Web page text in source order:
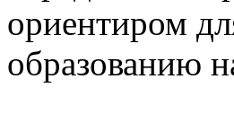
ориентиром
образованию